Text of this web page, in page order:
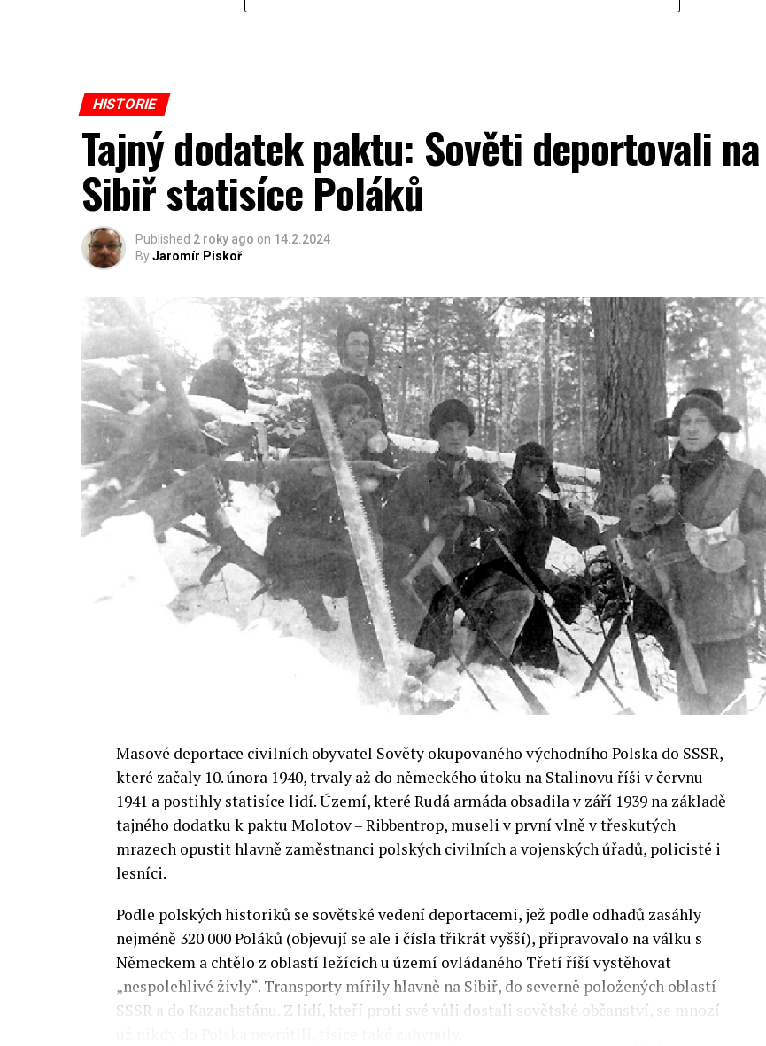
HISTORIE
Tajný dodatek paktu: Sověti deportovali na
Sibiř statisíce Poláků
Published 2 roky ago on 14.2.2024
ByJaromír Piskoř
Masové deportace civilních obyvatel Sověty okupovaného východního Polska do SSSR,
které začaly 10. února 1940, trvaly až do německého útoku na Stalinovu říši v červnu
1941 a postihly statisíce lidí. Území, které Rudá armáda obsadila v září 1939 na základě
tajného dodatku k paktu Molotov – Ribbentrop, museli v první vlně v třeskutých
mrazech opustit hlavně zaměstnanci polských civilních a vojenských úřadů, policisté i
lesníci.
Podle polských historiků se sovětské vedení deportacemi, jež podle odhadů zasáhly
nejméně 320 000 Poláků (objevují se ale i čísla třikrát vyšší), připravovalo na válku s
Německem a chtělo z oblastí ležících u území ovládaného Třetí říší vystěhovat
„nespolehlivé živly“. Transporty mířily hlavně na Sibiř, do severně položených oblastí
SSSR a do Kazachstánu. Z lidí, kteří proti své vůli dostali sovětské občanství, se mnozí